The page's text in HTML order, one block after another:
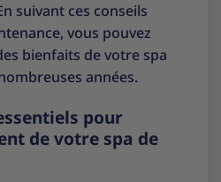
suivant ces conseils
vous pouvez
bienfaits de votre spa
années.
pour
de votre spa de